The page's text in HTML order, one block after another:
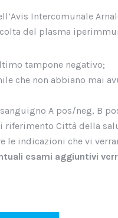
Intercomunale
del plasma
tampone negativo;
che non abbiano mai
A pos/neg, B
Città della
le indicazioni che vi
esami aggiuntivi